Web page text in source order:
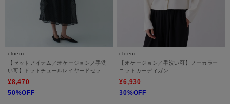
cloenc
【セットアイテム／オケージョン／手洗
い可】ドットチュールレイヤードセット
ワンピース
¥8,470
50%OFF
cloenc
【オケージョン／手洗い可】ノーカラー
ニットカーディガン
¥6,930
30%OFF